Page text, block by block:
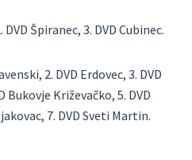
DVD Špiranec, 3. DVD Cubinec.
2. DVD Erdovec, 3. DVD
Bukovje Križevačko, 5. DVD
7. DVD Sveti Martin.